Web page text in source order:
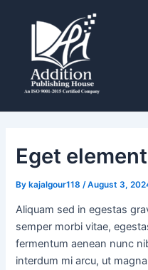
Eget
By kajalgour118/August 3,
Aliquam sed in egestas
semper morbi vitae,
fermentum aenean nunc
interdum mi arcu, ut
navigation